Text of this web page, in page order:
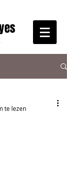
te lezen